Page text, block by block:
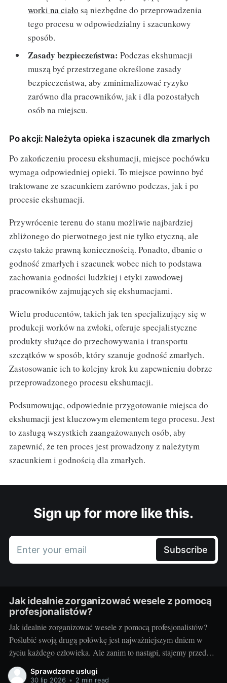
worki na ciało są niezbędne do przeprowadzenia
tego procesu w odpowiedzialny i szacunkowy
sposób.
Zasady bezpieczeństwa: Podczas ekshumacji
muszą być przestrzegane określone zasady
bezpieczeństwa, aby zminimalizować ryzyko
zarówno dla pracowników, jak i dla pozostałych
osób na miejscu.
Po akcji: Należyta opieka i szacunek dla zmarłych
Po zakończeniu procesu ekshumacji, miejsce pochówku
wymaga odpowiedniej opieki. To miejsce powinno być
traktowane ze szacunkiem zarówno podczas, jak i po
procesie ekshumacji.
Przywrócenie terenu do stanu możliwie najbardziej
zbliżonego do pierwotnego jest nie tylko etyczną, ale
często także prawną koniecznością. Ponadto, dbanie o
godność zmarłych i szacunek wobec nich to podstawa
zachowania godności ludzkiej i etyki zawodowej
pracowników zajmujących się ekshumacjami.
Wielu producentów, takich jak ten specjalizujący się w
produkcji worków na zwłoki, oferuje specjalistyczne
produkty służące do przechowywania i transportu
szczątków w sposób, który szanuje godność zmarłych.
Zastosowanie ich to kolejny krok ku zapewnieniu dobrze
przeprowadzonego procesu ekshumacji.
Podsumowując, odpowiednie przygotowanie miejsca do
ekshumacji jest kluczowym elementem tego procesu. Jest
to zasługą wszystkich zaangażowanych osób, aby
zapewnić, że ten proces jest prowadzony z należytym
szacunkiem i godnością dla zmarłych.
Sign up for more like this.
Enter your email Subscribe
Jak idealnie zorganizować wesele z pomocą
profesjonalistów?
Jak idealnie zorganizować wesele z pomocą profesjonalistów?
Poślubić swoją drugą połówkę jest najważniejszym dniem w
życiu każdego człowieka. Ale zanim to nastąpi, stajemy przed
wielkim wyzwaniem – jak zorganizować ten najważniejszy
dzień? Czy warto skorzystać z usług profesjonalistów? Czy to
Sprawdzone usługi
30 lip 2026 • 2 min read